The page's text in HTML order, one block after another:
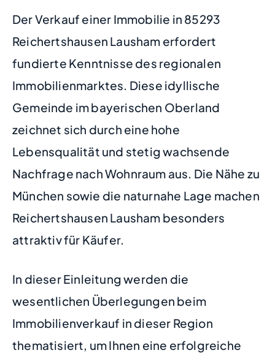
Der Verkauf einer Immobilie in 85293
Reichertshausen Lausham erfordert
fundierte Kenntnisse des regionalen
Immobilienmarktes. Diese idyllische
Gemeinde im bayerischen Oberland
zeichnet sich durch eine hohe
Lebensqualität und stetig wachsende
Nachfrage nach Wohnraum aus. Die Nähe zu
München sowie die naturnahe Lage machen
Reichertshausen Lausham besonders
attraktiv für Käufer.
In dieser Einleitung werden die
wesentlichen Überlegungen beim
Immobilienverkauf in dieser Region
thematisiert, um Ihnen eine erfolgreiche